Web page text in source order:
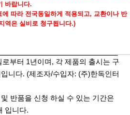
바랍니다.
따라 전국동일하게 적용되고, 교환이나 반
역은 실비로 청구됩니다.)
부터 1년이며, 각 제품의 출시는 구
니다. (제조자/수입자: (주)한독인터
반품을 신청 하실 수 있는 기간은
입니다.